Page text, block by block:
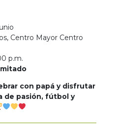
Centro Mayor Centro
p.m.
con papá y disfrutar
de pasión, fútbol y